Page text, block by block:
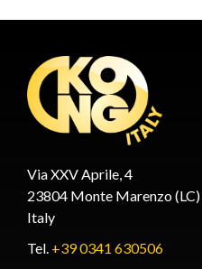
Via XXV Aprile, 4
23804 Monte Marenzo (LC)
Italy
Tel. +39 0341 630506